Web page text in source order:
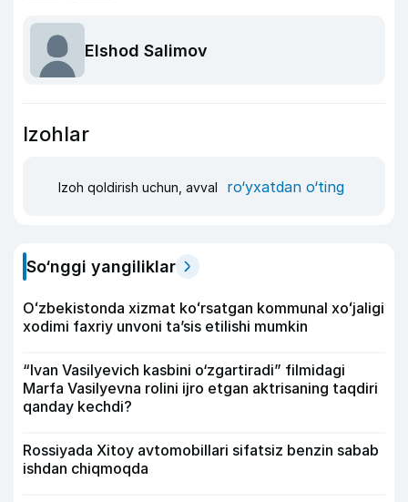
Elshod Salimov
Izohlar
Izoh qoldirish uchun, avval ro‘yxatdan o‘ting
So‘nggi yangiliklar
Oʻzbekistonda xizmat koʻrsatgan kommunal xoʻjaligi
xodimi faxriy unvoni taʼsis etilishi mumkin
“Ivan Vasilyevich kasbini o‘zgartiradi” filmidagi
Marfa Vasilyevna rolini ijro etgan aktrisaning taqdiri
qanday kechdi?
Rossiyada Xitoy avtomobillari sifatsiz benzin sabab
ishdan chiqmoqda